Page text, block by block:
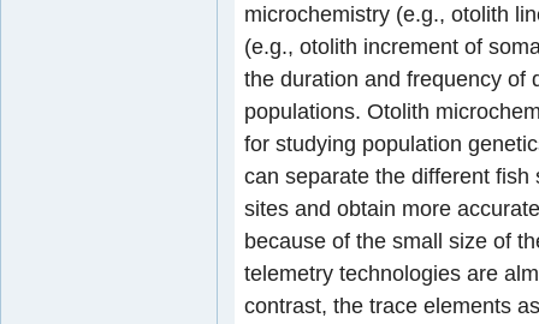
microchemistry (e.g., otolith
(e.g., otolith increment of
the duration and frequency of
populations. Otolith
for studying population
can separate the different
sites and obtain more
because of the small size of
telemetry technologies are
contrast, the trace elements